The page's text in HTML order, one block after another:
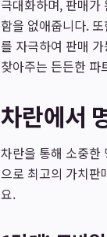
극대화하며, 판매가
함을 없애줍니다.
를 자극하여 판매
찾아주는 든든한 파
차란에서
차란을 통해 소중한
으로 최고의 가치판
요.